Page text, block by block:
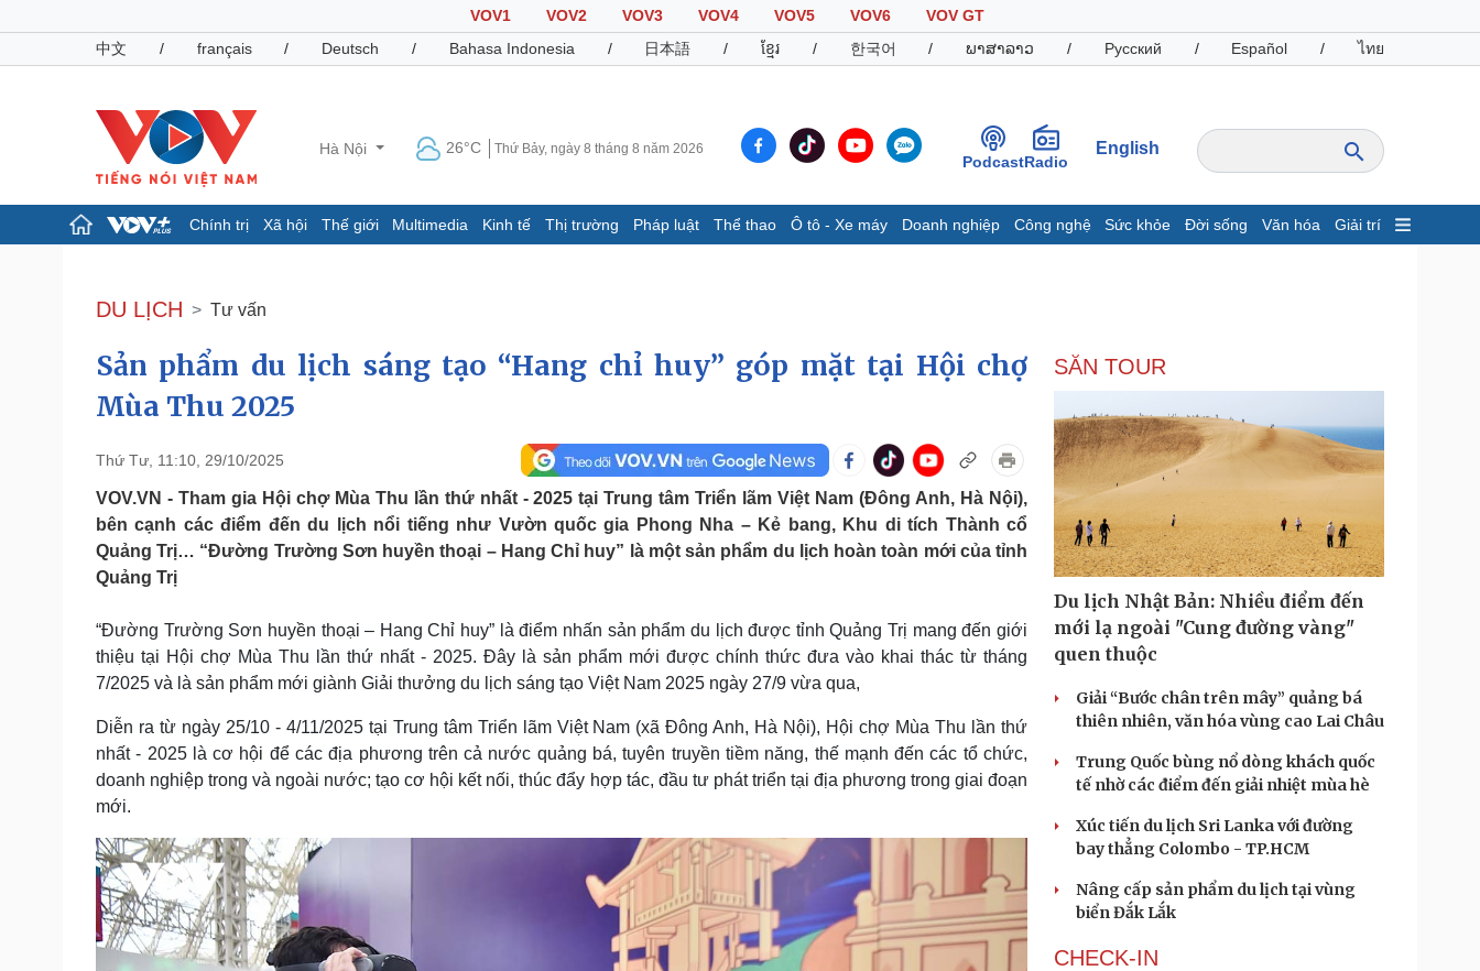
VOV1 VOV2 VOV3 VOV4 VOV5 VOV6
VOV GT
中文
/ français / Deutsch / Bahasa Indonesia / 日本語 / ខ្មែរ / 한국어 / ພາສາລາວ / Русский / Español / ไทย
Hà Nội 26°C Thứ Bảy, ngày 8 tháng 8 năm 2026
PodcastRadio
English
Chính trị Xã hội Thế giới Multimedia Kinh tế Thị trường Pháp luật Thể thao Ô tô - Xe máy Doanh nghiệp Công nghệ Sức khỏe Đời sống Văn hóa Giải trí
Đảng
Tổ chức nhân sự
Nhận diện sự thật
Dấu ấn VOV
Infographic
Giá cà phê
Pháp luật
Tin nóng
Tư vấn luật
Việt Nam
Phân tích
Thể thao
Bóng đá
Lịch thi đấu bóng đá
Thế giới thể thao
eSports
Ô tô - Xe máy
Ô tô
Xe máy
Tư vấn
Doanh nghiệp
Thông tin doanh nghiệp
Doanh nghiệp 24h
Doanh nhân
Vì cộng đồng
Công nghệ
Tin Công nghệ
Trải nghiệm
Chuyển đổi số
Dinh dưỡng - món ngon
Cây thuốc
Sản phụ khoa
Nam khoa
Làm đẹp - giảm cân
Phòng mạch online
Ăn sạch sống khỏe
Nhà đẹp
Blog
Tình yêu - Gia đình
Sân khấu - Điện ảnh
Văn học
Âm nhạc
Nghệ sĩ
Thời trang
Sao Việt
Tư vấn
Săn Tour
Podcast
Câu chuyện thời sự
Cửa sổ tình yêu
Kể chuyện cho bé
Hạt giống tâm hồn
Cải chính
DU LỊCH Tư vấn
Sản phẩm du lịch sáng tạo “Hang chỉ huy” góp mặt tại Hội chợ
Mùa Thu 2025
Thứ Tư, 11:10, 29/10/2025
VOV.VN - Tham gia Hội chợ Mùa Thu lần thứ nhất - 2025 tại Trung tâm Triển lãm Việt Nam (Đông Anh, Hà Nội),
bên cạnh các điểm đến du lịch nổi tiếng như Vườn quốc gia Phong Nha – Kẻ bang, Khu di tích Thành cổ
Quảng Trị… “Đường Trường Sơn huyền thoại – Hang Chỉ huy” là một sản phẩm du lịch hoàn toàn mới của tỉnh
Quảng Trị
“Đường Trường Sơn huyền thoại – Hang Chỉ huy” là điểm nhấn sản phẩm du lịch được tỉnh Quảng Trị mang đến giới
thiệu tại Hội chợ Mùa Thu lần thứ nhất - 2025. Đây là sản phẩm mới được chính thức đưa vào khai thác từ tháng
7/2025 và là sản phẩm mới giành Giải thưởng du lịch sáng tạo Việt Nam 2025 ngày 27/9 vừa qua,
Diễn ra từ ngày 25/10 - 4/11/2025 tại Trung tâm Triển lãm Việt Nam (xã Đông Anh, Hà Nội), Hội chợ Mùa Thu lần thứ
nhất - 2025 là cơ hội để các địa phương trên cả nước quảng bá, tuyên truyền tiềm năng, thế mạnh đến các tổ chức,
doanh nghiệp trong và ngoài nước; tạo cơ hội kết nối, thúc đẩy hợp tác, đầu tư phát triển tại địa phương trong giai đoạn
mới.
SĂN TOUR
Du lịch Nhật Bản: Nhiều điểm đến
mới lạ ngoài "Cung đường vàng"
quen thuộc
Giải “Bước chân trên mây” quảng bá
thiên nhiên, văn hóa vùng cao Lai Châu
Trung Quốc bùng nổ dòng khách quốc
tế nhờ các điểm đến giải nhiệt mùa hè
Xúc tiến du lịch Sri Lanka với đường
bay thẳng Colombo - TP.HCM
Nâng cấp sản phẩm du lịch tại vùng
biển Đắk Lắk
CHECK-IN